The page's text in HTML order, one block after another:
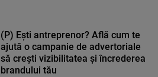
(P) Ești antreprenor? Află cum te
ajută o campanie de advertoriale
să crești vizibilitatea și încrederea
brandului tău